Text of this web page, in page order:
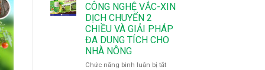
Chuẩn
Thuật
–
Bí
Giúp
PHÚ
QUÝ
–
MÙA
MÀNG
Ý
CÔNG NGHỆ VẮC-XIN
DỊCH CHUYỂN 2
CHIỀU VÀ GIẢI PHÁP
ĐA DUNG TÍCH CHO
NHÀ NÔNG
Chức năng bình luận bị tắtở